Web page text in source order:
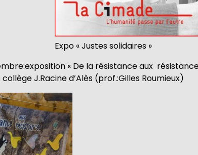
Expo « Justes solidaires »
« De la résistance aux
J.Racine d’Alès (prof.:Gilles Roumieux)